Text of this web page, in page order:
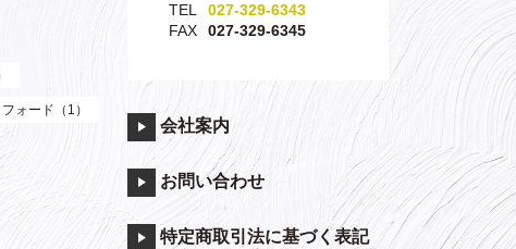
ォード（1）
TEL
027-329-6343
FAX
027-329-6345
会社案内
お問い合わせ
特定商取引法に基づく表記